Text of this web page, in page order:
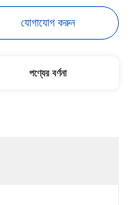
যোগাযোগ করুন
পণ্যের বর্ণনা